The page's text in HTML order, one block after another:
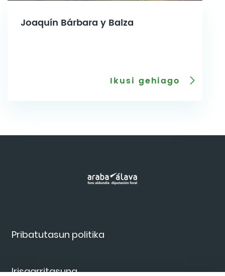
Joaquín Bárbara y Balza
Ikusi gehiago
Pribatutasun politika
Irisgarritasuna